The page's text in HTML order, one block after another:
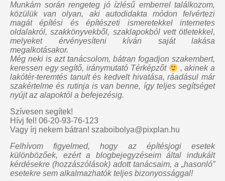
Munkám során rengeteg jó ízlésű emberrel találkozom,
közülük van olyan, aki autodidakta módon felvértezi
magát építési és építészeti ismeretekkel internetes
oldalakról, szakkönyvekből, szaklapokból vett ötletekkel,
melyeket érvényesíteni kíván saját lakása
megalkotásakor.
Még neki is azt tanácsolom, bátran fogadjon szakembert,
keressen egy segítő, iránymutató Térképzőt
, akinek a
lakótér-teremtés tanult és kedvelt hivatása, ráadásul már
szakértelme és rutinja is van benne, így teljes segítséget
nyújt az alapoktól a befejezésig.
Szívesen segítek!
Hívj fel! 06-20-93-76-123
Vagy írj nekem bátran! szaboibolya@pixplan.hu
Felhívom figyelmed, hogy az építésjogi esetek
különbözőek, ezért a blogbejegyzéseim által indukált
kérdésekre (hozzászólások) adott tanácsaim, a „hasonló”
esetekre sem alkalmazhatók teljes bizonyossággal!